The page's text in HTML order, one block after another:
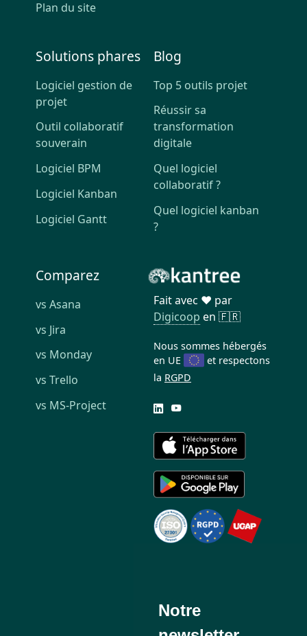
Plan du site
Solutions phares
Logiciel gestion de
projet
Outil collaboratif
souverain
Logiciel BPM
Logiciel Kanban
Logiciel Gantt
Blog
Top 5 outils projet
Réussir sa
transformation
digitale
Quel logiciel
collaboratif ?
Quel logiciel kanban
?
Comparez
vs Asana
vs Jira
vs Monday
vs Trello
vs MS-Project
Fait avec ❤️ par
Digicoop en 🇫🇷
Nous sommes hébergés
en UE
et respectons
la RGPD